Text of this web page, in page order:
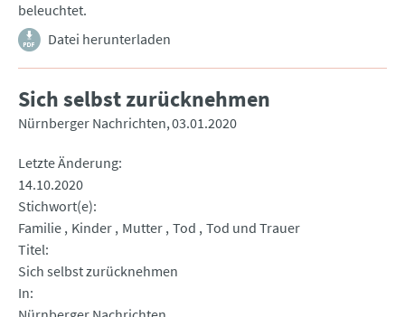
beleuchtet.
Datei herunterladen
Sich selbst zurücknehmen
Nürnberger Nachrichten 03.01.2020
Letzte Änderung
14.10.2020
Stichwort(e)
Familie Kinder Mutter Tod Tod und Trauer
Titel
Sich selbst zurücknehmen
In